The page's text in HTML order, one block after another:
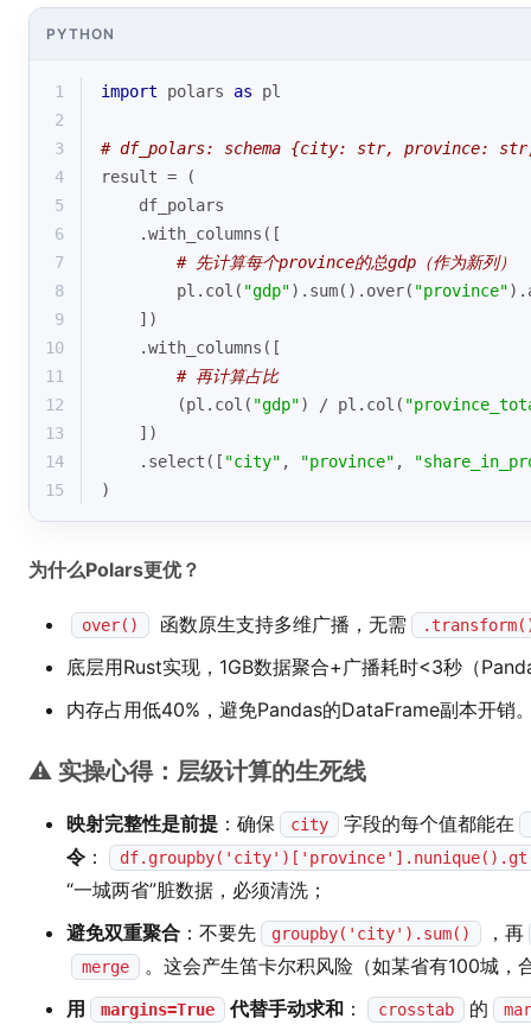
PYTHON
1 import polars as pl
2
3
# df_polars: schema {city: str, province:
4
result = (
5
    df_polars
6
    .with_columns([
7
# 先计算每个province的总gdp（作为新列）
8
        pl.col(
"gdp"). sum().over( "province"
9
    ])
10
    .with_columns([
11
# 再计算占比
12
        (pl.col(
"gdp") / pl.col(
13
    ])
14
    .select([
"city" , "province" ,
15
)
为什么Polars更优？
over() 函数原生支持多维广播，无需
底层用Rust实现，1GB数据聚合+广播耗时<3秒（
内存占用低40%，避免Pandas的DataFrame副本开销
⚠️ 实操心得：层级计算的生死线
映射完整性是前提 ：确保 city 字段的每个值都能在
令 ：
“一城两省”脏数据，必须清洗；
避免双重聚合 ：不要先 groupby('city').sum() ，再
merge
。这会产生笛卡尔积风险（如某省有100城，
用
margins=True 代替手动求和 ： crosstab 的